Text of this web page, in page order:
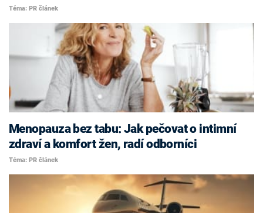
Téma: PR článek
Menopauza bez tabu: Jak pečovat o intimní
zdraví a komfort žen, radí odborníci
Téma: PR článek